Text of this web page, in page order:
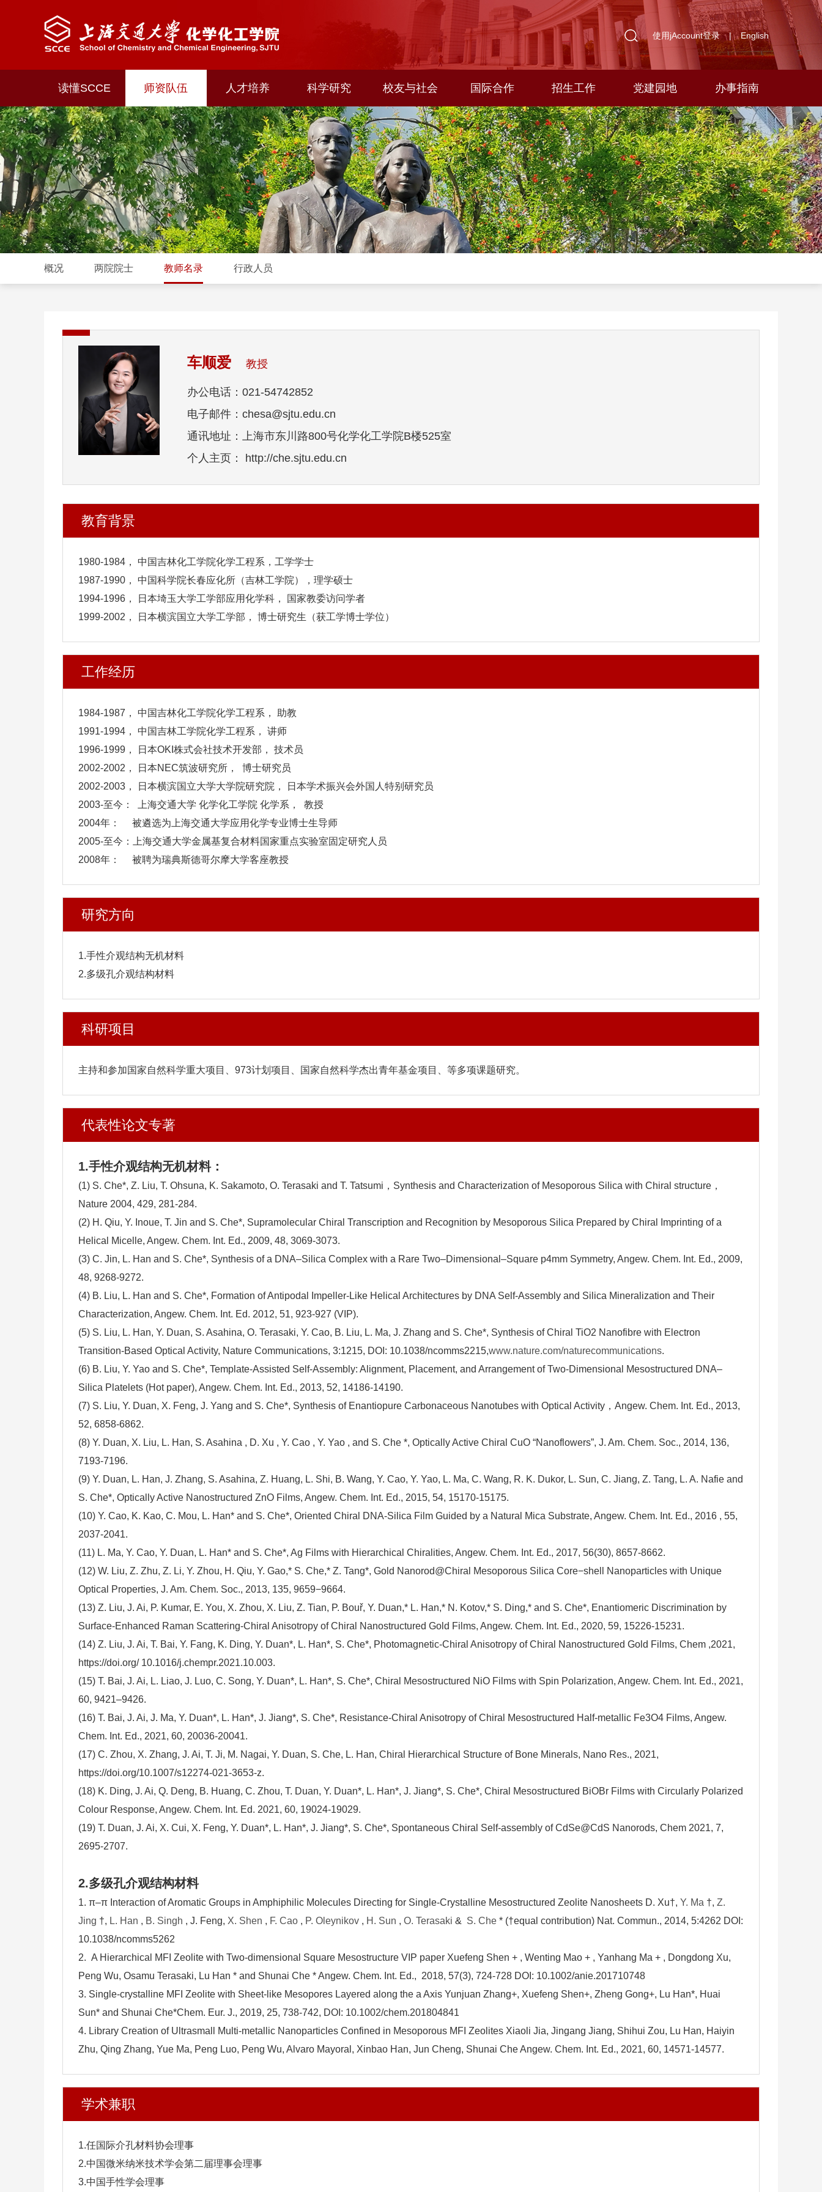
使用jAccount登录 | English
读懂SCCE 师资队伍 人才培养 科学研究 校友与社会 国际合作 招生工作 党建园地 办事指南
概况 两院院士 教师名录 行政人员
车顺爱 教授
办公电话：021-54742852
电子邮件：chesa@sjtu.edu.cn
通讯地址：上海市东川路800号化学化工学院B楼525室
个人主页： http://che.sjtu.edu.cn
教育背景
1980-1984， 中国吉林化工学院化学工程系，工学学士
1987-1990， 中国科学院长春应化所（吉林工学院），理学硕士
1994-1996， 日本埼玉大学工学部应用化学科， 国家教委访问学者
1999-2002， 日本横滨国立大学工学部， 博士研究生（获工学博士学位）
工作经历
1984-1987， 中国吉林化工学院化学工程系， 助教
1991-1994， 中国吉林工学院化学工程系， 讲师
1996-1999， 日本OKI株式会社技术开发部， 技术员
2002-2002， 日本NEC筑波研究所， 博士研究员
2002-2003， 日本横滨国立大学大学院研究院， 日本学术振兴会外国人特别研究员
2003-至今： 上海交通大学 化学化工学院 化学系， 教授
2004年： 被遴选为上海交通大学应用化学专业博士生导师
2005-至今：上海交通大学金属基复合材料国家重点实验室固定研究人员
2008年： 被聘为瑞典斯德哥尔摩大学客座教授
研究方向
1.手性介观结构无机材料
2.多级孔介观结构材料
科研项目
主持和参加国家自然科学重大项目、973计划项目、国家自然科学杰出青年基金项目、等多项课题研究。
代表性论文专著
1.手性介观结构无机材料：
(1) S. Che*, Z. Liu, T. Ohsuna, K. Sakamoto, O. Terasaki and T. Tatsumi，Synthesis and Characterization of Mesoporous Silica with Chiral structure，
Nature 2004, 429, 281-284.
(2) H. Qiu, Y. Inoue, T. Jin and S. Che*, Supramolecular Chiral Transcription and Recognition by Mesoporous Silica Prepared by Chiral Imprinting of a
Helical Micelle, Angew. Chem. Int. Ed., 2009, 48, 3069-3073.
(3) C. Jin, L. Han and S. Che*, Synthesis of a DNA–Silica Complex with a Rare Two–Dimensional–Square p4mm Symmetry, Angew. Chem. Int. Ed., 2009,
48, 9268-9272.
(4) B. Liu, L. Han and S. Che*, Formation of Antipodal Impeller-Like Helical Architectures by DNA Self-Assembly and Silica Mineralization and Their
Characterization, Angew. Chem. Int. Ed. 2012, 51, 923-927 (VIP).
(5) S. Liu, L. Han, Y. Duan, S. Asahina, O. Terasaki, Y. Cao, B. Liu, L. Ma, J. Zhang and S. Che*, Synthesis of Chiral TiO2 Nanofibre with Electron
Transition-Based Optical Activity, Nature Communications, 3:1215, DOI: 10.1038/ncomms2215,www.nature.com/naturecommunications.
(6) B. Liu, Y. Yao and S. Che*, Template-Assisted Self-Assembly: Alignment, Placement, and Arrangement of Two-Dimensional Mesostructured DNA–
Silica Platelets (Hot paper), Angew. Chem. Int. Ed., 2013, 52, 14186-14190.
(7) S. Liu, Y. Duan, X. Feng, J. Yang and S. Che*, Synthesis of Enantiopure Carbonaceous Nanotubes with Optical Activity，Angew. Chem. Int. Ed., 2013,
52, 6858-6862.
(8) Y. Duan, X. Liu, L. Han, S. Asahina , D. Xu , Y. Cao , Y. Yao , and S. Che *, Optically Active Chiral CuO “Nanoflowers”, J. Am. Chem. Soc., 2014, 136,
7193-7196.
(9) Y. Duan, L. Han, J. Zhang, S. Asahina, Z. Huang, L. Shi, B. Wang, Y. Cao, Y. Yao, L. Ma, C. Wang, R. K. Dukor, L. Sun, C. Jiang, Z. Tang, L. A. Nafie and
S. Che*, Optically Active Nanostructured ZnO Films, Angew. Chem. Int. Ed., 2015, 54, 15170-15175.
(10) Y. Cao, K. Kao, C. Mou, L. Han* and S. Che*, Oriented Chiral DNA-Silica Film Guided by a Natural Mica Substrate, Angew. Chem. Int. Ed., 2016 , 55,
2037-2041.
(11) L. Ma, Y. Cao, Y. Duan, L. Han* and S. Che*, Ag Films with Hierarchical Chiralities, Angew. Chem. Int. Ed., 2017, 56(30), 8657-8662.
(12) W. Liu, Z. Zhu, Z. Li, Y. Zhou, H. Qiu, Y. Gao,* S. Che,* Z. Tang*, Gold Nanorod@Chiral Mesoporous Silica Core−shell Nanoparticles with Unique
Optical Properties, J. Am. Chem. Soc., 2013, 135, 9659−9664.
(13) Z. Liu, J. Ai, P. Kumar, E. You, X. Zhou, X. Liu, Z. Tian, P. Bouř, Y. Duan,* L. Han,* N. Kotov,* S. Ding,* and S. Che*, Enantiomeric Discrimination by
Surface-Enhanced Raman Scattering-Chiral Anisotropy of Chiral Nanostructured Gold Films, Angew. Chem. Int. Ed., 2020, 59, 15226-15231.
(14) Z. Liu, J. Ai, T. Bai, Y. Fang, K. Ding, Y. Duan*, L. Han*, S. Che*, Photomagnetic-Chiral Anisotropy of Chiral Nanostructured Gold Films, Chem ,2021,
https://doi.org/ 10.1016/j.chempr.2021.10.003.
(15) T. Bai, J. Ai, L. Liao, J. Luo, C. Song, Y. Duan*, L. Han*, S. Che*, Chiral Mesostructured NiO Films with Spin Polarization, Angew. Chem. Int. Ed., 2021,
60, 9421–9426.
(16) T. Bai, J. Ai, J. Ma, Y. Duan*, L. Han*, J. Jiang*, S. Che*, Resistance-Chiral Anisotropy of Chiral Mesostructured Half-metallic Fe3O4 Films, Angew.
Chem. Int. Ed., 2021, 60, 20036-20041.
(17) C. Zhou, X. Zhang, J. Ai, T. Ji, M. Nagai, Y. Duan, S. Che, L. Han, Chiral Hierarchical Structure of Bone Minerals, Nano Res., 2021,
https://doi.org/10.1007/s12274-021-3653-z.
(18) K. Ding, J. Ai, Q. Deng, B. Huang, C. Zhou, T. Duan, Y. Duan*, L. Han*, J. Jiang*, S. Che*, Chiral Mesostructured BiOBr Films with Circularly Polarized
Colour Response, Angew. Chem. Int. Ed. 2021, 60, 19024-19029.
(19) T. Duan, J. Ai, X. Cui, X. Feng, Y. Duan*, L. Han*, J. Jiang*, S. Che*, Spontaneous Chiral Self-assembly of CdSe@CdS Nanorods, Chem 2021, 7,
2695-2707.
2.多级孔介观结构材料
1. π–π Interaction of Aromatic Groups in Amphiphilic Molecules Directing for Single-Crystalline Mesostructured Zeolite Nanosheets D. Xu†, Y. Ma †, Z.
Jing †, L. Han , B. Singh , J. Feng, X. Shen , F. Cao , P. Oleynikov , H. Sun , O. Terasaki & S. Che * (†equal contribution) Nat. Commun., 2014, 5:4262 DOI:
10.1038/ncomms5262
2. A Hierarchical MFI Zeolite with Two-dimensional Square Mesostructure VIP paper Xuefeng Shen + , Wenting Mao + , Yanhang Ma + , Dongdong Xu,
Peng Wu, Osamu Terasaki, Lu Han * and Shunai Che * Angew. Chem. Int. Ed., 2018, 57(3), 724-728 DOI: 10.1002/anie.201710748
3. Single-crystalline MFI Zeolite with Sheet-like Mesopores Layered along the a Axis Yunjuan Zhang+, Xuefeng Shen+, Zheng Gong+, Lu Han*, Huai
Sun* and Shunai Che*Chem. Eur. J., 2019, 25, 738-742, DOI: 10.1002/chem.201804841
4. Library Creation of Ultrasmall Multi‐metallic Nanoparticles Confined in Mesoporous MFI Zeolites Xiaoli Jia, Jingang Jiang, Shihui Zou, Lu Han, Haiyin
Zhu, Qing Zhang, Yue Ma, Peng Luo, Peng Wu, Alvaro Mayoral, Xinbao Han, Jun Cheng, Shunai Che Angew. Chem. Int. Ed., 2021, 60, 14571-14577.
学术兼职
1.任国际介孔材料协会理事
2.中国微米纳米技术学会第二届理事会理事
3.中国手性学会理事